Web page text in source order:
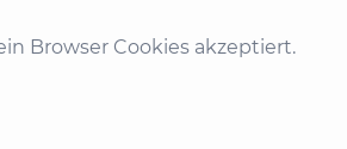
Browser Cookies akzeptiert.